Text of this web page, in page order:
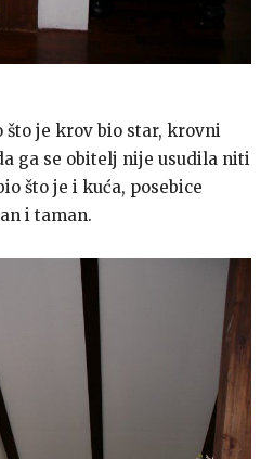
je krov bio star, krovni
ga se obitelj nije usudila niti
što je i kuća, posebice
i taman.